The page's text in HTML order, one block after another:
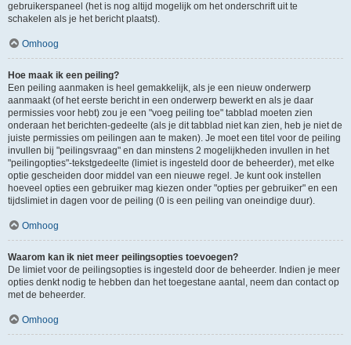
gebruikerspaneel (het is nog altijd mogelijk om het onderschrift uit te
schakelen als je het bericht plaatst).
Omhoog
Hoe maak ik een peiling?
Een peiling aanmaken is heel gemakkelijk, als je een nieuw onderwerp
aanmaakt (of het eerste bericht in een onderwerp bewerkt en als je daar
permissies voor hebt) zou je een "voeg peiling toe" tabblad moeten zien
onderaan het berichten-gedeelte (als je dit tabblad niet kan zien, heb je niet de
juiste permissies om peilingen aan te maken). Je moet een titel voor de peiling
invullen bij "peilingsvraag" en dan minstens 2 mogelijkheden invullen in het
"peilingopties"-tekstgedeelte (limiet is ingesteld door de beheerder), met elke
optie gescheiden door middel van een nieuwe regel. Je kunt ook instellen
hoeveel opties een gebruiker mag kiezen onder "opties per gebruiker" en een
tijdslimiet in dagen voor de peiling (0 is een peiling van oneindige duur).
Omhoog
Waarom kan ik niet meer peilingsopties toevoegen?
De limiet voor de peilingsopties is ingesteld door de beheerder. Indien je meer
opties denkt nodig te hebben dan het toegestane aantal, neem dan contact op
met de beheerder.
Omhoog